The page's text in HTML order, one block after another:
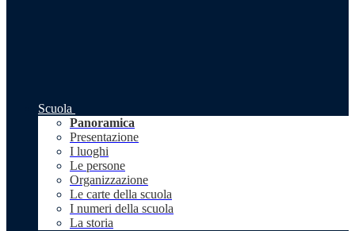
Scuola
Panoramica
Presentazione
I luoghi
Le persone
Organizzazione
Le carte della scuola
I numeri della scuola
La storia